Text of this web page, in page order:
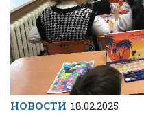
НОВОСТИ 18.02.2025